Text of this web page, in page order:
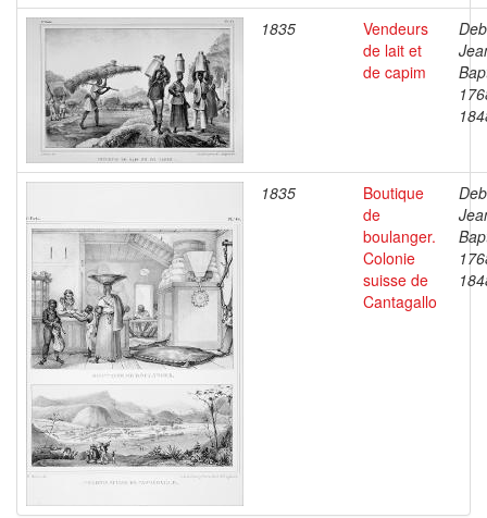
1835
Vendeurs
de lait et
de capim
1835
Boutique
de
boulanger.
Colonie
suisse de
Cantagallo